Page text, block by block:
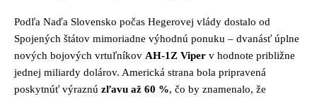
Podľa Naďa Slovensko počas Hegerovej vlády dostalo od
Spojených štátov mimoriadne výhodnú ponuku – dvanásť úplne
nových bojových vrtuľníkov AH-1Z Viper v hodnote približne
jednej miliardy dolárov. Americká strana bola pripravená
poskytnúť výraznú zľavu až 60 %, čo by znamenalo, že